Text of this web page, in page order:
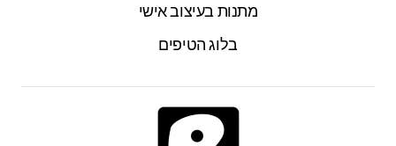
מתנות בעיצוב אישי
בלוג הטיפים